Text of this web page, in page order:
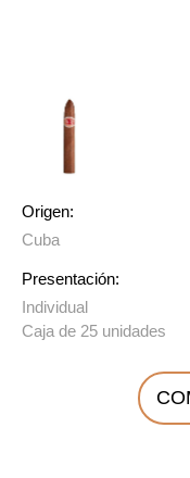
Origen:
Cuba
Presentación:
Individual
Caja de 25 unidades